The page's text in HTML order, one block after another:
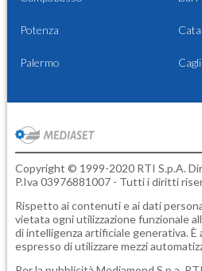
Potenza
Palermo
Copyright © 1999-2020 RTI S.p.A.
P.Iva 03976881007 - Tutti i diritti
Rispetto ai contenuti e ai dati
vietata ogni utilizzazione funzionale
di intelligenza artificiale generativa.
espresso di utilizzare mezzi